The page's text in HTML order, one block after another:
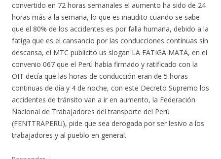
convertido en 72 horas semanales el aumento ha sido de 24
horas más a la semana, lo que es inaudito cuando se sabe
que el 80% de los accidentes es por falla humana, debido a la
fatiga que es el cansancio por las conducciones continuas sin
descansa, el MTC publicitó us slogan LA FATIGA MATA, en el
convenio 067 que el Perú había firmado y ratificado con la
OIT decía que las horas de conducción eran de 5 horas
continuas de día y 4 de noche, con este Decreto Supremo los
accidentes de tránsito van a ir en aumento, la Federación
Nacional de Trabajadores del transporte del Perú
(FENTTRAPERU), pide que sea derogada por ser lesivo a los
trabajadores y al pueblo en general.